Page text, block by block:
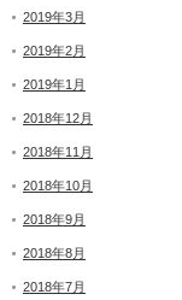
2019年3月
2019年2月
2019年1月
2018年12月
2018年11月
2018年10月
2018年9月
2018年8月
2018年7月